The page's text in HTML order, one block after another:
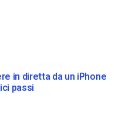
in diretta da un iPhone
passi